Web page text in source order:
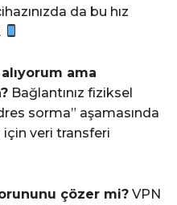
da bu hız
ama
Bağlantınız fiziksel
sorma” aşamasında
için veri transferi
çözer mi? VPN